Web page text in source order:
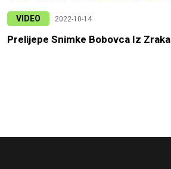
VIDEO 2022-10-14
Prelijepe Snimke Bobovca Iz Zraka